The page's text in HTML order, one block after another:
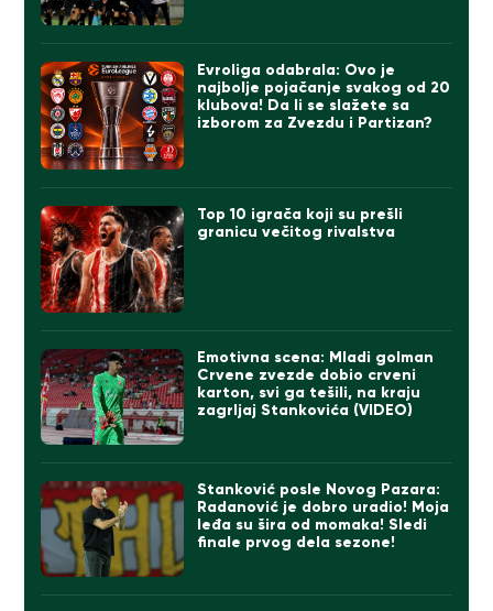
Evroliga odabrala: Ovo je
najbolje pojačanje svakog od 20
klubova! Da li se slažete sa
izborom za Zvezdu i Partizan?
Top 10 igrača koji su prešli
granicu večitog rivalstva
Emotivna scena: Mladi golman
Crvene zvezde dobio crveni
karton, svi ga tešili, na kraju
zagrljaj Stankovića (VIDEO)
Stanković posle Novog Pazara:
Radanović je dobro uradio! Moja
leđa su šira od momaka! Sledi
finale prvog dela sezone!